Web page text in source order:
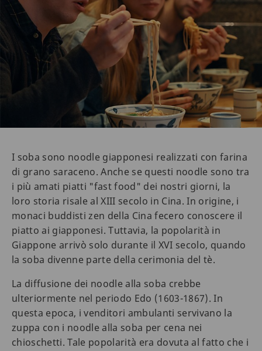
I soba sono noodle giapponesi realizzati con farina
di grano saraceno. Anche se questi noodle sono tra
i più amati piatti "fast food" dei nostri giorni, la
loro storia risale al XIII secolo in Cina. In origine, i
monaci buddisti zen della Cina fecero conoscere il
piatto ai giapponesi. Tuttavia, la popolarità in
Giappone arrivò solo durante il XVI secolo, quando
la soba divenne parte della cerimonia del tè.
La diffusione dei noodle alla soba crebbe
ulteriormente nel periodo Edo (1603-1867). In
questa epoca, i venditori ambulanti servivano la
zuppa con i noodle alla soba per cena nei
chioschetti. Tale popolarità era dovuta al fatto che i